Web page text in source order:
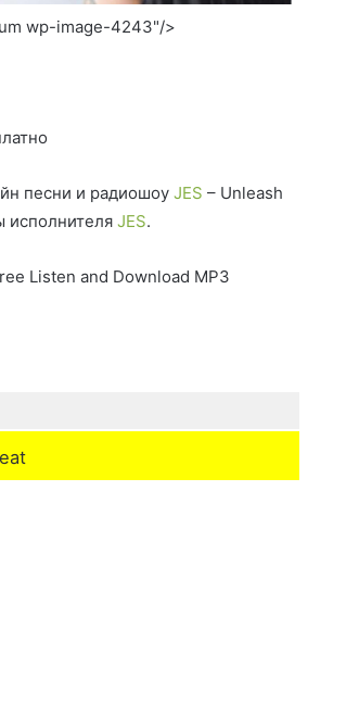
wp-image-4243"/>
песни и радиошоу JES – Unleash
исполнителя JES.
Listen and Download MP3